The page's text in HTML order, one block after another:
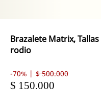
Brazalete Matrix,
rodio
-70% | $ 500.000
$ 150.000